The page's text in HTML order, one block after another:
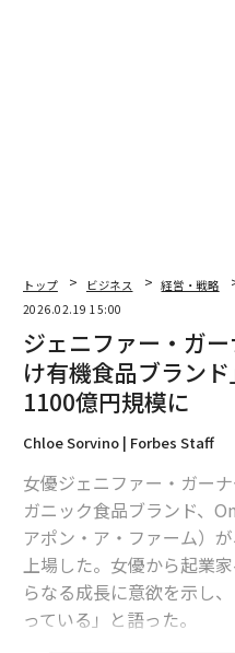
関連記事
ジェニファー・ガーナー参画の「
価総額1100億円規模に
トップ ビジネス 経営・戦略
2026.02.19 15:00
ジェニファー・ガ
け有機食品ブラン
1100億円規模に
Chloe Sorvino | Forbes Staff
女優ジェニファー・ガー
ガニック食品ブランド、
アポン・ア・ファーム）
上場した。女優から起業
らなる成長に意欲を示し
っている」と語った。